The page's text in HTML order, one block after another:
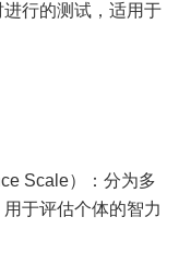
行的测试，适用于
Scale）：分为多
于评估个体的智力